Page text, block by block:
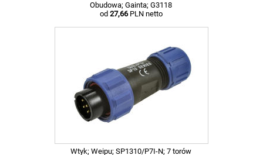
Obudowa; Gainta; G3118
od 27,66PLN netto
Wtyk; Weipu; SP1310/P7I-N; 7 torów